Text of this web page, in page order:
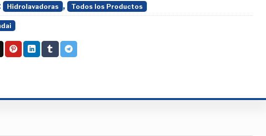
Hidrolavadoras , Todos los Productos